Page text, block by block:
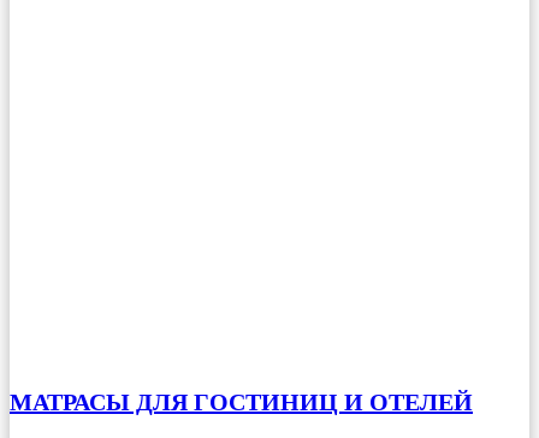
МАТРАСЫ ДЛЯ ГОСТИНИЦ И ОТЕЛЕЙ